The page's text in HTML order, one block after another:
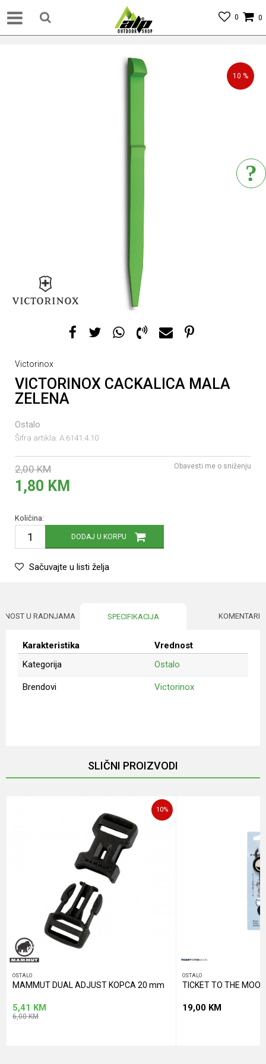
0
0
10 %
Victorinox
VICTORINOX CACKALICA MALA
ZELENA
Ostalo
Šifra artikla: A.6141.4.10
2,00 KM
1,80 KM
Obavesti me o sniženju
Količina:
DODAJ U KORPU
Sačuvajte u listi želja
U RADNJAMA SPECIFIKACIJA KOMENTARI
Karakteristika
Vrednost
Kategorija
Ostalo
Brendovi Victorinox
SLIČNI PROIZVODI
10%
OSTALO
MAMMUT DUAL ADJUST KOPCA 20 mm
5,41 KM
6,00KM
OSTALO
TICKET TO THE
19,00 KM